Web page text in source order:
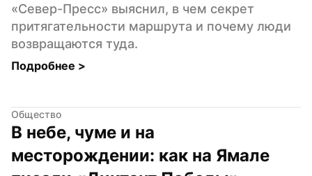
«Север-Пресс» выяснил, в чем секрет
притягательности маршрута и почему люди
возвращаются туда.
Подробнее >
Общество
В небе, чуме и на
месторождении: как на Ямале